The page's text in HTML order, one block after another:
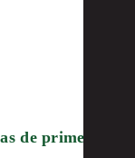
de primera